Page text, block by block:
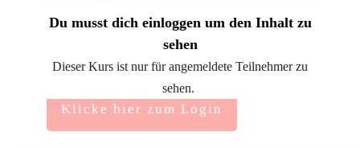
Du musst dich einloggen um den Inhalt zu
sehen
Dieser Kurs ist nur für angemeldete Teilnehmer zu
sehen.
Klicke hier zum Login